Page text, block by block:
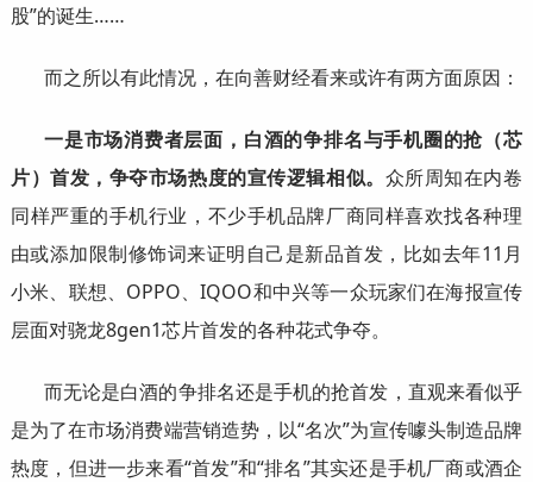
股”的诞生……
而之所以有此情况，在向善财经看来或许有两方面原因：
一是市场消费者层面，白酒的争排名与手机圈的抢（芯
片）首发，争夺市场热度的宣传逻辑相似。 众所周知在内卷
同样严重的手机行业，不少手机品牌厂商同样喜欢找各种理
由或添加限制修饰词来证明自己是新品首发，比如去年11月
小米、联想、OPPO、IQOO和中兴等一众玩家们在海报宣传
层面对骁龙8gen1芯片首发的各种花式争夺。
而无论是白酒的争排名还是手机的抢首发，直观来看似乎
是为了在市场消费端营销造势，以“名次”为宣传噱头制造品牌
热度，但进一步来看“首发”和“排名”其实还是手机厂商或酒企